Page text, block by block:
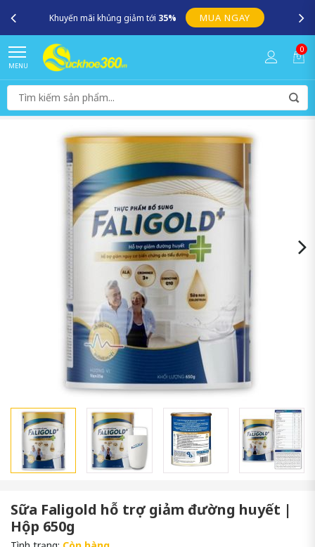
Khuyến mãi khủng giảm tới 35% MUA NGAY
MENU
0
Sữa Faligold hỗ trợ giảm đường huyết |
Hộp 650g